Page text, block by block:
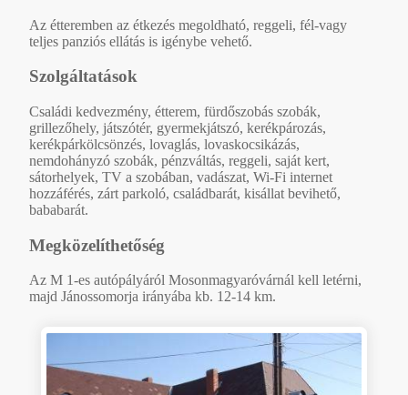
Az étteremben az étkezés megoldható, reggeli, fél-vagy
teljes panziós ellátás is igénybe vehető.
Szolgáltatások
Családi kedvezmény, étterem, fürdőszobás szobák,
grillezőhely, játszótér, gyermekjátszó, kerékpározás,
kerékpárkölcsönzés, lovaglás, lovaskocsikázás,
nemdohányzó szobák, pénzváltás, reggeli, saját kert,
sátorhelyek, TV a szobában, vadászat, Wi-Fi internet
hozzáférés, zárt parkoló, családbarát, kisállat bevihető,
bababarát.
Megközelíthetőség
Az M 1-es autópályáról Mosonmagyaróvárnál kell letérni,
majd Jánossomorja irányába kb. 12-14 km.